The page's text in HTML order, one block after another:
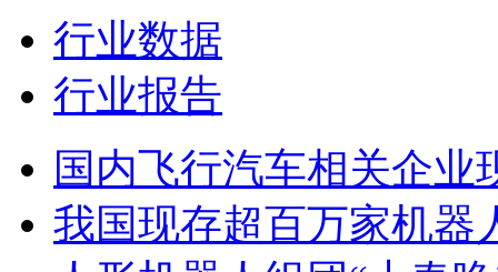
行业数据
行业报告
国内飞行汽车相关企业
我国现存超百万家机器